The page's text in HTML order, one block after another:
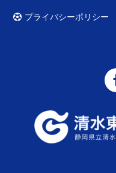
プライバシーポリシー